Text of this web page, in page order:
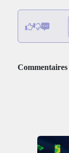
Commentaires